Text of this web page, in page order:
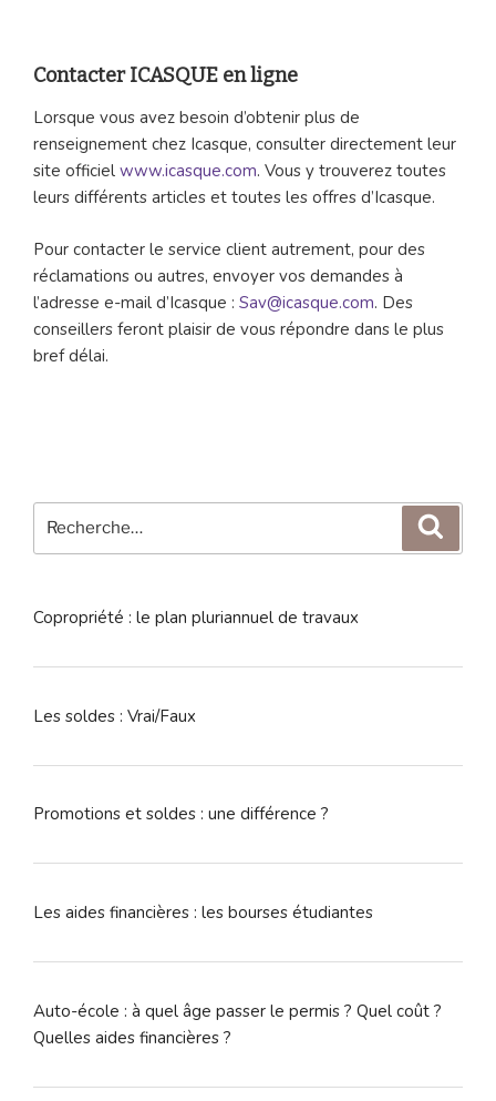
Contacter ICASQUE en ligne
Lorsque vous avez besoin d’obtenir plus de
renseignement chez Icasque, consulter directement leur
site officiel www.icasque.com. Vous y trouverez toutes
leurs différents articles et toutes les offres d’Icasque.
Pour contacter le service client autrement, pour des
réclamations ou autres, envoyer vos demandes à
l’adresse e-mail d’Icasque : Sav@icasque.com. Des
conseillers feront plaisir de vous répondre dans le plus
bref délai.
pour
Copropriété : le plan pluriannuel de travaux
Les soldes : Vrai/Faux
Promotions et soldes : une différence ?
Les aides financières : les bourses étudiantes
Auto-école : à quel âge passer le permis ? Quel coût ?
Quelles aides financières ?